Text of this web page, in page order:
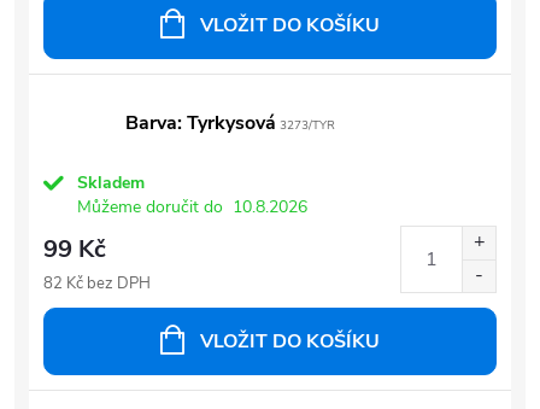
VLOŽIT DO KOŠÍKU
Barva: Tyrkysová 3273/TYR
Skladem
Můžeme doručit do 10.8.2026
99 Kč
82 Kč bez DPH
VLOŽIT DO KOŠÍKU